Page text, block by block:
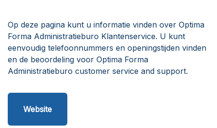
Op deze pagina kunt u informatie vinden over Optima
Forma Administratieburo Klantenservice. U kunt
eenvoudig telefoonnummers en openingstijden vinden
en de beoordeling voor Optima Forma
Administratieburo customer service and support.
Website